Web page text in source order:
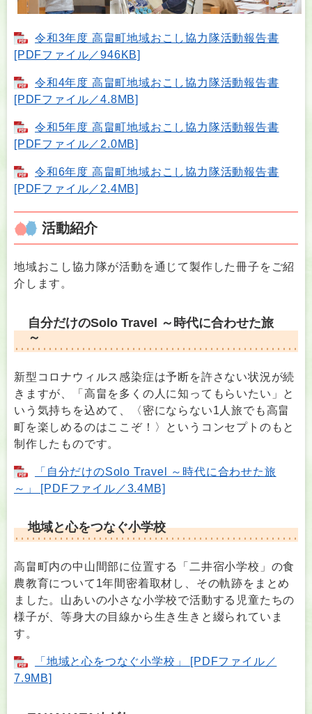
令和3年度 高畠町地域おこし協力隊活動報告書
[PDFファイル／946KB]
令和4年度 高畠町地域おこし協力隊活動報告書
[PDFファイル／4.8MB]
令和5年度 高畠町地域おこし協力隊活動報告書
[PDFファイル／2.0MB]
令和6年度 高畠町地域おこし協力隊活動報告書
[PDFファイル／2.4MB]
活動紹介
地域おこし協力隊が活動を通じて製作した冊子をご紹
介します。
自分だけのSolo Travel ～時代に合わせた旅
～
新型コロナウィルス感染症は予断を許さない状況が続
きますが、「高畠を多くの人に知ってもらいたい」と
いう気持ちを込めて、〈密にならない1人旅でも高畠
町を楽しめるのはここぞ！〉というコンセプトのもと
制作したものです。
「自分だけのSolo Travel ～時代に合わせた旅
～」 [PDFファイル／3.4MB]
地域と心をつなぐ小学校
高畠町内の中山間部に位置する「二井宿小学校」の食
農教育について1年間密着取材し、その軌跡をまとめ
ました。山あいの小さな小学校で活動する児童たちの
様子が、等身大の目線から生き生きと綴られていま
す。
「地域と心をつなぐ小学校」 [PDFファイル／
7.9MB]